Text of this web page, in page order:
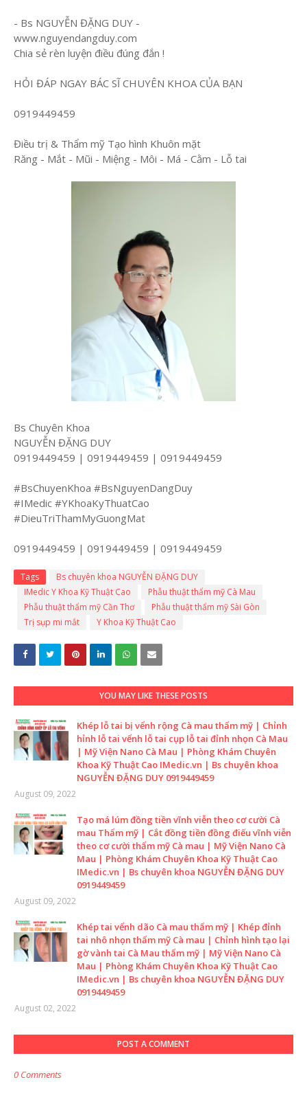
- Bs NGUYỄN ĐẶNG DUY -
www.nguyendangduy.com
Chia sẻ rèn luyện điều đúng đắn !
HỎI ĐÁP NGAY BÁC SĨ CHUYÊN KHOA CỦA BẠN
0919449459
Điều trị & Thẩm mỹ Tạo hình Khuôn mặt
Răng - Mắt - Mũi - Miệng - Môi - Má - Cằm - Lỗ tai
Bs Chuyên Khoa
NGUYỄN ĐẶNG DUY
0919449459 | 0919449459 | 0919449459
#BsChuyenKhoa #BsNguyenDangDuy
#IMedic #YKhoaKyThuatCao
#DieuTriThamMyGuongMat
0919449459 | 0919449459 | 0919449459
Tags
Bs chuyên khoa NGUYỄN ĐẶNG DUY
IMedic Y Khoa Kỹ Thuật Cao
Phẫu thuật thẩm mỹ Cà Mau
Phẫu thuật thẩm mỹ Cần Thơ
Phẫu thuật thẩm mỹ Sài Gòn
Trị sụp mi mắt
Y Khoa Kỹ Thuật Cao
YOU MAY LIKE THESE POSTS
Khép lỗ tai bị vểnh rộng Cà mau thẩm mỹ | Chỉnh
hỉnh lỗ tai vểnh lỗ tai cụp lỗ tai đỉnh nhọn Cà Mau
| Mỹ Viện Nano Cà Mau | Phòng Khám Chuyên
Khoa Kỹ Thuật Cao IMedic.vn | Bs chuyên khoa
NGUYỄN ĐẶNG DUY 0919449459
August 09, 2022
Tạo má lúm đồng tiền vĩnh viễn theo cơ cười Cà
mau Thẩm mỹ | Cắt đồng tiền đồng điếu vĩnh viễn
theo cơ cười thẩm mỹ Cà mau | Mỹ Viện Nano Cà
Mau | Phòng Khám Chuyên Khoa Kỹ Thuật Cao
IMedic.vn | Bs chuyên khoa NGUYỄN ĐẶNG DUY
0919449459
August 09, 2022
Khép tai vểnh dão Cà mau thẩm mỹ | Khép đỉnh
tai nhô nhọn thẩm mỹ Cà mau | Chỉnh hình tạo lại
gờ vành tai Cà Mau thẩm mỹ | Mỹ Viện Nano Cà
Mau | Phòng Khám Chuyên Khoa Kỹ Thuật Cao
IMedic.vn | Bs chuyên khoa NGUYỄN ĐẶNG DUY
0919449459
August 02, 2022
POST A COMMENT
0 Comments